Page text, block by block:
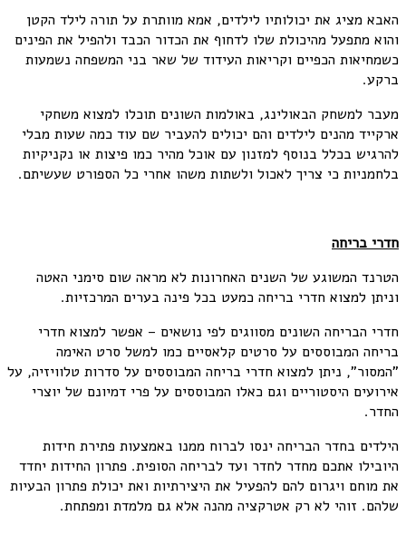
האבא מציג את יכולותיו לילדים, אמא מוותרת על תורה לילד הקטן
והוא מתפעל מהיכולת שלו לדחוף את הכדור הכבד ולהפיל את הפינים
כשמחיאות הכפיים וקריאות העידוד של שאר בני המשפחה נשמעות
ברקע.
מעבר למשחק הבאולינג, באולמות השונים תוכלו למצוא משחקי
ארקייד מהנים לילדים והם יכולים להעביר שם עוד כמה שעות מבלי
להרגיש בכלל בנוסף למזנון עם אוכל מהיר כמו פיצות או נקניקיות
בלחמניות כי צריך לאכול ולשתות משהו אחרי כל הספורט שעשיתם.
חדרי בריחה
הטרנד המשוגע של השנים האחרונות לא מראה שום סימני האטה
וניתן למצוא חדרי בריחה כמעט בכל פינה בערים המרכזיות.
חדרי הבריחה השונים מסווגים לפי נושאים – אפשר למצוא חדרי
בריחה המבוססים על סרטים קלאסיים כמו למשל סרט האימה
"המסור", ניתן למצוא חדרי בריחה המבוססים על סדרות טלוויזיה, על
אירועים היסטוריים וגם כאלו המבוססים על פרי דמיונם של יוצרי
החדר.
הילדים בחדר הבריחה ינסו לברוח ממנו באמצעות פתירת חידות
היובילו אתכם מחדר לחדר ועד לבריחה הסופית. פתרון החידות יחדד
את מוחם ויגרום להם להפעיל את היצירתיות ואת יכולת פתרון הבעיות
שלהם. זוהי לא רק אטרקציה מהנה אלא גם מלמדת ומפתחת.